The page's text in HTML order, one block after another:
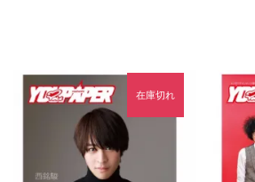
在庫切れ